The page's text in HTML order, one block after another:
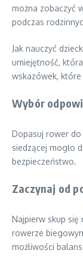
można zobaczyć
podczas
Jak nauczyć
umiejętność,
wskazówek,
Wybór
Dopasuj rower do
siedzącej mogło
bezpieczeństwo.
Zaczynaj od
Najpierw skup się
rowerze
możliwości